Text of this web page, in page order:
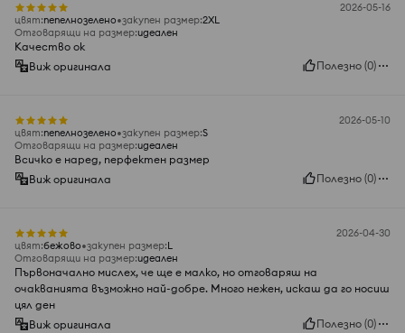
2026-05-16
цвят:пепелнозелено закупен размер:2XL
Отговарящи на размер:идеален
Качество ок
Виж оригинала
Полезно (0)
2026-05-10
цвят:пепелнозелено закупен размер:S
Отговарящи на размер:идеален
Всичко е наред, перфектен размер
Виж оригинала
Полезно (0)
2026-04-30
цвят:бежово закупен размер:L
Отговарящи на размер:идеален
Първоначално мислех, че ще е малко, но отговаряш на
очакванията възможно най-добре. Много нежен, искаш да го носиш
цял ден
Виж оригинала
Полезно (0)